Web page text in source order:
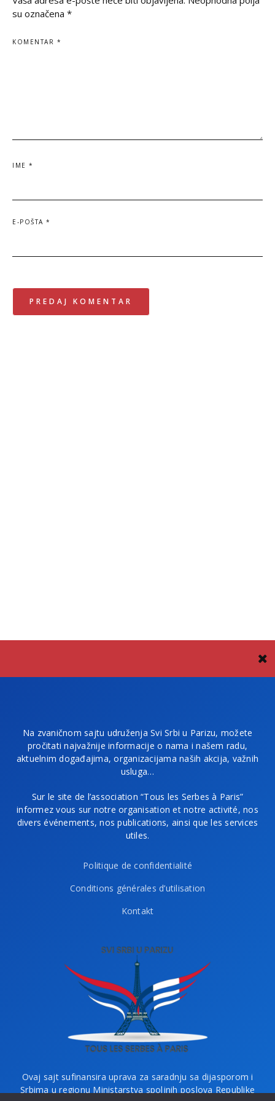
su označena *
KOMENTAR *
IME *
E-POŠTA *
Na zvaničnom sajtu udruženja Svi Srbi u Parizu, možete
pročitati najvažnije informacije o nama i našem radu,
aktuelnim događajima, organizacijama naših akcija, važnih
usluga…
Sur le site de l’association “Tous les Serbes à Paris”
informez vous sur notre organisation et notre activité, nos
divers événements, nos publications, ainsi que les services
utiles.
Politique de confidentialité
Conditions générales d’utilisation
Kontakt
Ovaj sajt sufinansira uprava za saradnju sa dijasporom i
Srbima u regionu Ministarstva spoljnih poslova Republike